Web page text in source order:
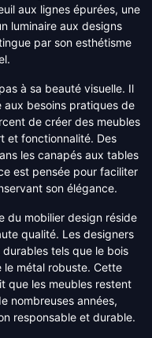
aux lignes épurées, une
luminaire aux designs
par son esthétisme
à sa beauté visuelle. Il
besoins pratiques de
de créer des meubles
et fonctionnalité. Des
les canapés aux tables
est pensée pour faciliter
son élégance.
du mobilier design réside
qualité. Les designers
tels que le bois
le métal robuste. Cette
que les meubles restent
nombreuses années,
responsable et durable.